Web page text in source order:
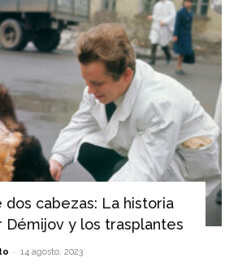
dos cabezas: La historia
Démijov y los trasplantes
- 14 agosto, 2023